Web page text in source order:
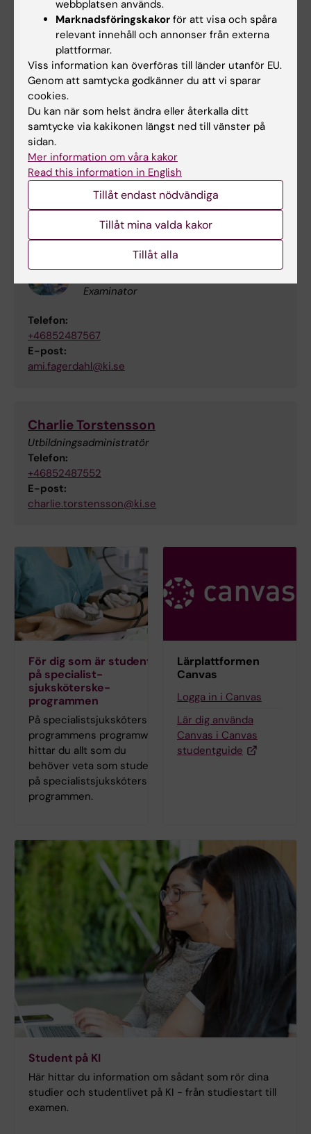
Kursvärdering VT25 2OT017 (PDF, 396.3 KB)
Kursanalys VT25 2OT017
Kontaktuppgifter
Eva Karin Torbjörnsson
Kursansvarig
eva.torbjornsson@ki.se
Ami Fagerdahl
Examinator
Telefon:
+46852487567
E-post:
ami.fagerdahl@ki.se
Charlie Torstensson
Utbildningsadministratör
Telefon:
+46852487552
E-post:
charlie.torstensson@ki.se
För dig som är student
på specialist­
sjuksköterske­
programmen
På specialist­sjuksköterske­
programmens programwebb
hittar du allt som du
behöver veta som student
på specialist­sjuksköterske­
programmen.
Lärplattformen
Canvas
Logga in i Canvas
Lär dig använda
Canvas i Canvas
studentguide
Student på KI
Här hittar du information om sådant som rör dina
studier och studentlivet på KI - från studiestart till
examen.
webbplatsen används.
Marknadsföringskakor för att visa och spåra
relevant innehåll och annonser från externa
plattformar.
Viss information kan överföras till länder utanför EU.
Genom att samtycka godkänner du att vi sparar
cookies.
Du kan när som helst ändra eller återkalla ditt
samtycke via kakikonen längst ned till vänster på
sidan.
Mer information om våra kakor
Read this information in English
Tillåt endast nödvändiga
Tillåt mina valda kakor
Tillåt alla